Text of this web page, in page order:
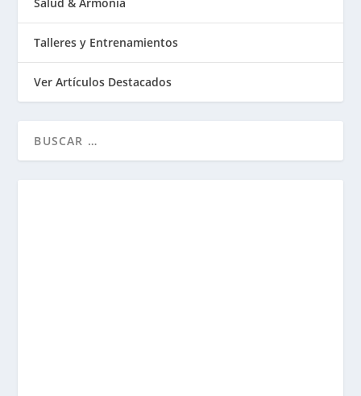
Talleres y Entrenamientos
Ver Artículos Destacados